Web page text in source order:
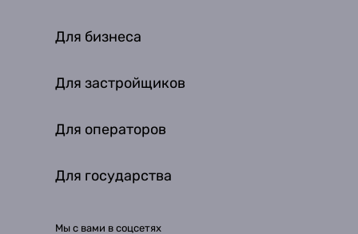
Для бизнеса
Для застройщиков
Для операторов
Для государства
Мы с вами в соцсетях